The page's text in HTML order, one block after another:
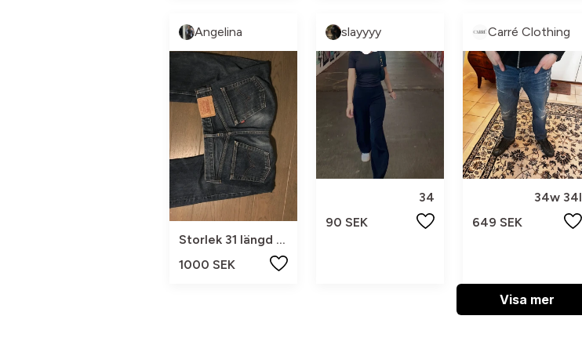
Angelina
Storlek 31 längd 32
1000 SEK
slayyyy
34
90 SEK
Carré Clothing
34w 34l
649 SEK
Visa mer